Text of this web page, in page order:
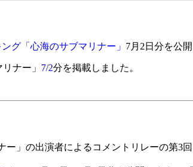
ング「心海のサブマリナー」 7月2日分を公
ナー」 7/2分を掲載しました。
」の出演者によるコメントリレーの第3